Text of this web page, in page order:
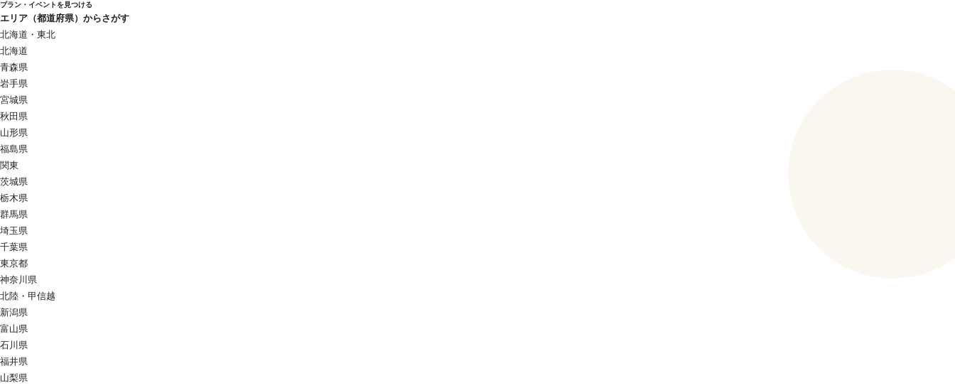
プラン・イベントを見つける
エリア（都道府県）からさがす
北海道・東北
北海道
青森県
岩手県
宮城県
秋田県
山形県
福島県
関東
茨城県
栃木県
群馬県
埼玉県
千葉県
東京都
神奈川県
北陸・甲信越
新潟県
富山県
石川県
福井県
山梨県